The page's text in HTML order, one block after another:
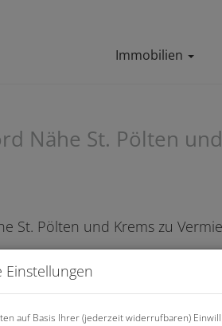
Immobilien
Nähe St. Pölten
Einstellungen
auf Basis Ihrer (jederzeit widerrufbaren)